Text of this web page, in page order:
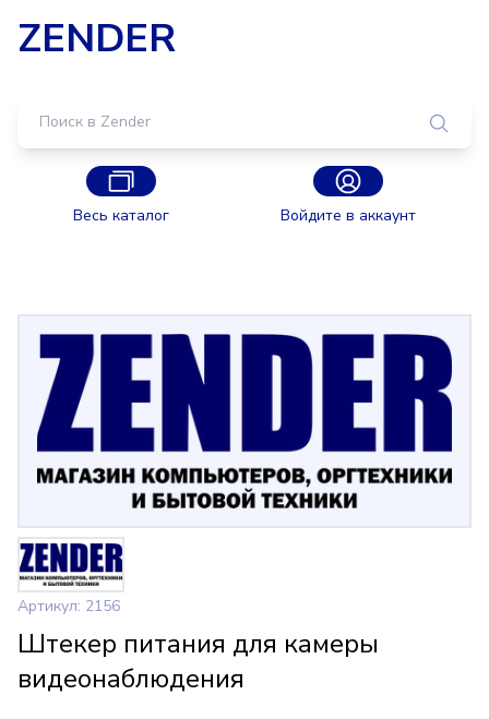
ZENDER
Весь каталог Войдите в аккаунт
Артикул: 2156
Штекер питания для камеры
видеонаблюдения